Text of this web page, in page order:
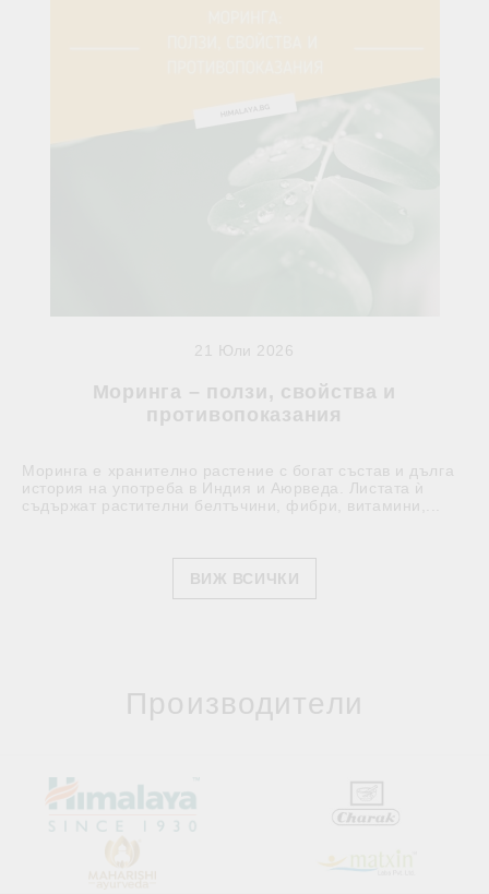
Моринга – ползи, свойства и
противопоказания
21 Юли 2026
Моринга е хранително растение с богат състав и дълга
история на употреба в Индия и Аюрведа. Листата ѝ
съдържат растителни белтъчини, фибри, витамини,...
ВИЖ ВСИЧКИ
Производители